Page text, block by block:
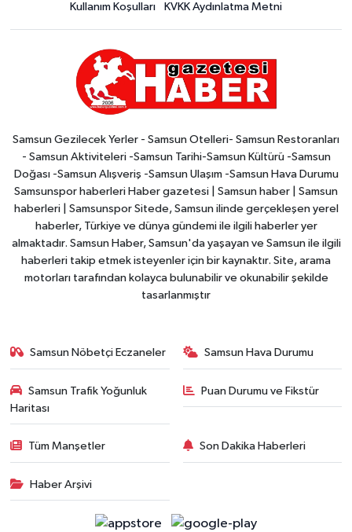
Kullanım Koşulları
KVKK Aydınlatma Metni
Samsun Gezilecek Yerler - Samsun Otelleri- Samsun Restoranları
- Samsun Aktiviteleri -Samsun Tarihi-Samsun Kültürü -Samsun
Doğası -Samsun Alışveriş -Samsun Ulaşım -Samsun Hava Durumu
Samsunspor haberleri Haber gazetesi | Samsun haber | Samsun
haberleri | Samsunspor Sitede, Samsun ilinde gerçekleşen yerel
haberler, Türkiye ve dünya gündemi ile ilgili haberler yer
almaktadır. Samsun Haber, Samsun'da yaşayan ve Samsun ile ilgili
haberleri takip etmek isteyenler için bir kaynaktır. Site, arama
motorları tarafından kolayca bulunabilir ve okunabilir şekilde
tasarlanmıştır
Samsun Nöbetçi Eczaneler Samsun Hava Durumu
Samsun Trafik Yoğunluk
Haritası
Puan Durumu ve Fikstür
Tüm Manşetler Son Dakika Haberleri
Haber Arşivi